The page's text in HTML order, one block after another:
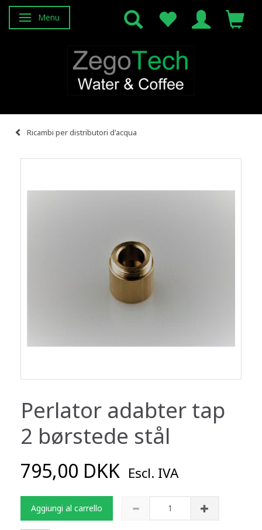
Attiva/disattiva navigazione
Menu
Ricambi per distributori d'acqua
Perlator adabter tap
2 børstede stål
795,00 DKK Escl. IVA
Aggiungi al carrello